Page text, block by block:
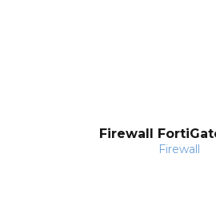
Firewall
Firewall